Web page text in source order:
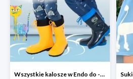
Wszystkie kalosze w Endo do -50%